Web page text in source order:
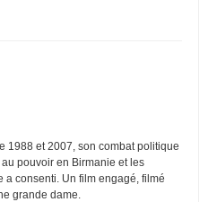
1988 et 2007, son combat politique
pouvoir en Birmanie et les
consenti. Un film engagé, filmé
grande dame.